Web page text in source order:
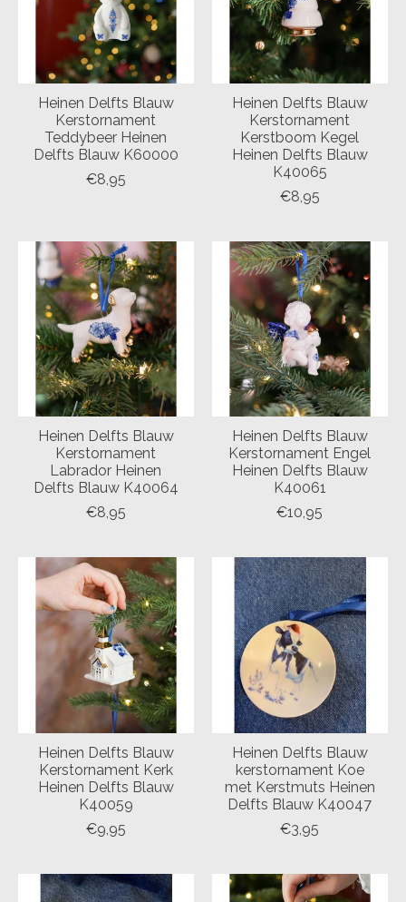
Heinen Delfts Blauw
Kerstornament
Teddybeer Heinen
Delfts Blauw K60000
€8,95
Heinen Delfts Blauw
Kerstornament
Kerstboom Kegel
Heinen Delfts Blauw
K40065
€8,95
Heinen Delfts Blauw
Kerstornament
Labrador Heinen
Delfts Blauw K40064
€8,95
Heinen Delfts Blauw
Kerstornament Engel
Heinen Delfts Blauw
K40061
€10,95
Heinen Delfts Blauw
Kerstornament Kerk
Heinen Delfts Blauw
K40059
€9,95
Heinen Delfts Blauw
kerstornament Koe
met Kerstmuts Heinen
Delfts Blauw K40047
€3,95